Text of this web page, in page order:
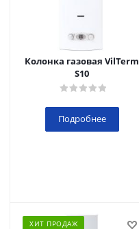
Колонка газовая VilTerm
S10
Подробнее
ХИТ ПРОДАЖ